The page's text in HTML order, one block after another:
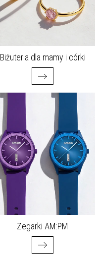
Biżuteria dla mamy i córki
Zegarki AM:PM